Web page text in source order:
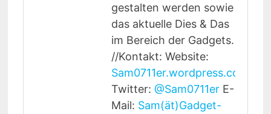
gestalten werden sowie
das aktuelle Dies & Das
im Bereich der Gadgets.
//Kontakt: Website:
Sam0711er.wordpress.com
Twitter: @Sam0711erE-
Mail: Sam(ät)Gadget-